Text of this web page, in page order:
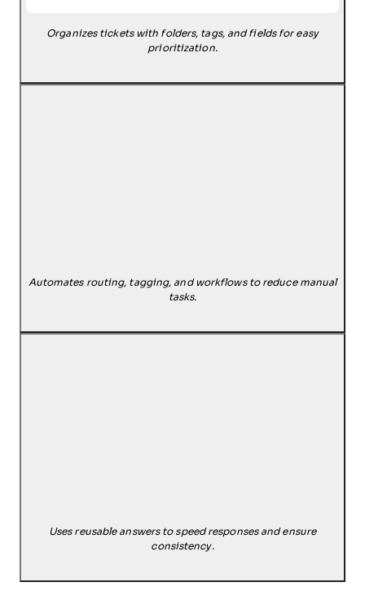
Organizes tickets with folders, tags, and fields for easy
prioritization.
Automates routing, tagging, and workflows to reduce manual
tasks.
Uses reusable answers to speed responses and ensure
consistency.